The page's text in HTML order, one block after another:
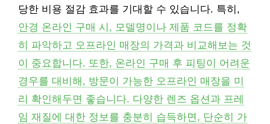
당한 비용 절감 효과를 기대할 수 있습니다. 특히,
안경 온라인 구매 시, 모델명이나 제품 코드를 정확
히 파악하고 오프라인 매장의 가격과 비교해보는 것
이 중요합니다. 또한, 온라인 구매 후 피팅이 어려운
경우를 대비해, 방문이 가능한 오프라인 매장을 미
리 확인해두면 좋습니다. 다양한 렌즈 옵션과 프레
임 재질에 대한 정보를 충분히 습득하면, 단순히 가